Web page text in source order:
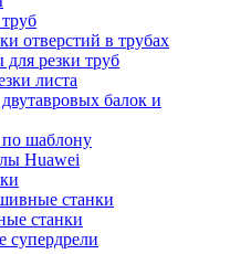
отверстий в трубах
резки труб
листа
балок и
шаблону
Huawei
станки
станки
супердрели